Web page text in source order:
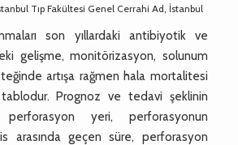
Tıp Fakültesi Genel Cerrahi Ad, İstanbul
son yıllardaki antibiyotik ve
gelişme, monitörizasyon, solunum
artışa rağmen hala mortalitesi
Prognoz ve tedavi şeklinin
perforasyon yeri, perforasyonun
arasında geçen süre, perforasyon